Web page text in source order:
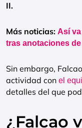
II.
Más noticias: Así
tras anotaciones
Sin embargo,
actividad con el
detalles del que
¿Falcao